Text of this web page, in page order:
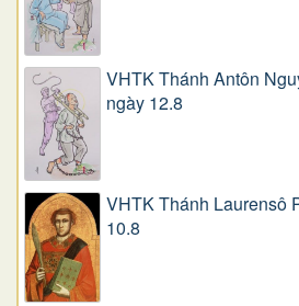
VHTK Thánh Antôn
ngày 12.8
VHTK Thánh Laurensô
10.8